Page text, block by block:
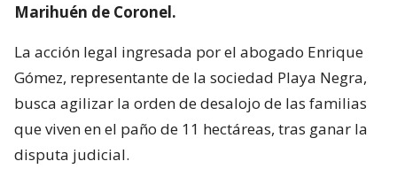
Marihuén de Coronel.
La acción legal ingresada por el abogado Enrique
Gómez, representante de la sociedad Playa Negra,
busca agilizar la orden de desalojo de las familias
que viven en el paño de 11 hectáreas, tras ganar la
disputa judicial.